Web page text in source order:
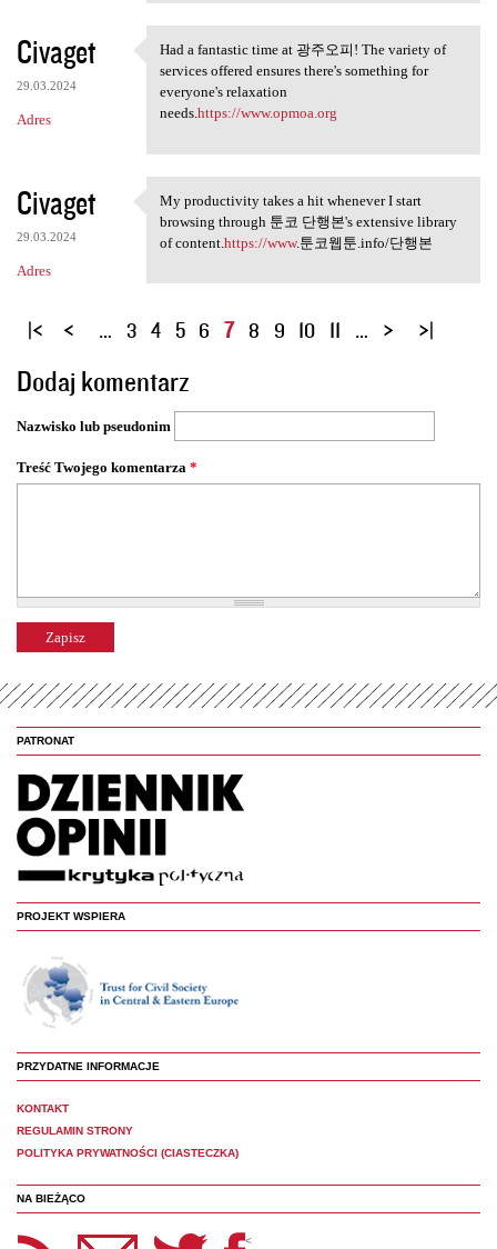
Civaget
29.03.2024
Adres
Had a fantastic time at 광주오피!
Had a fantastic time at 광주오피! The variety of
services offered ensures there's something for
everyone's relaxation
needs.https://www.opmoa.org
Civaget
29.03.2024
Adres
My productivity takes a hit
My productivity takes a hit whenever I start
browsing through 툰코 단행본's extensive library
of content. https://www.툰코웹툰.info/단행본
S
r
o
y
… 3 4 5 6 7 8 9 10 11 …
Dodaj komentarz
Nazwisko lub pseudonim
Treść Twojego komentarza *
PATRONAT
PROJEKT WSPIERA
PRZYDATNE INFORMACJE
KONTAKT
REGULAMIN STRONY
POLITYKA PRYWATNOŚCI (CIASTECZKA)
NA BIEŻĄCO
Panoptyka Facebook <